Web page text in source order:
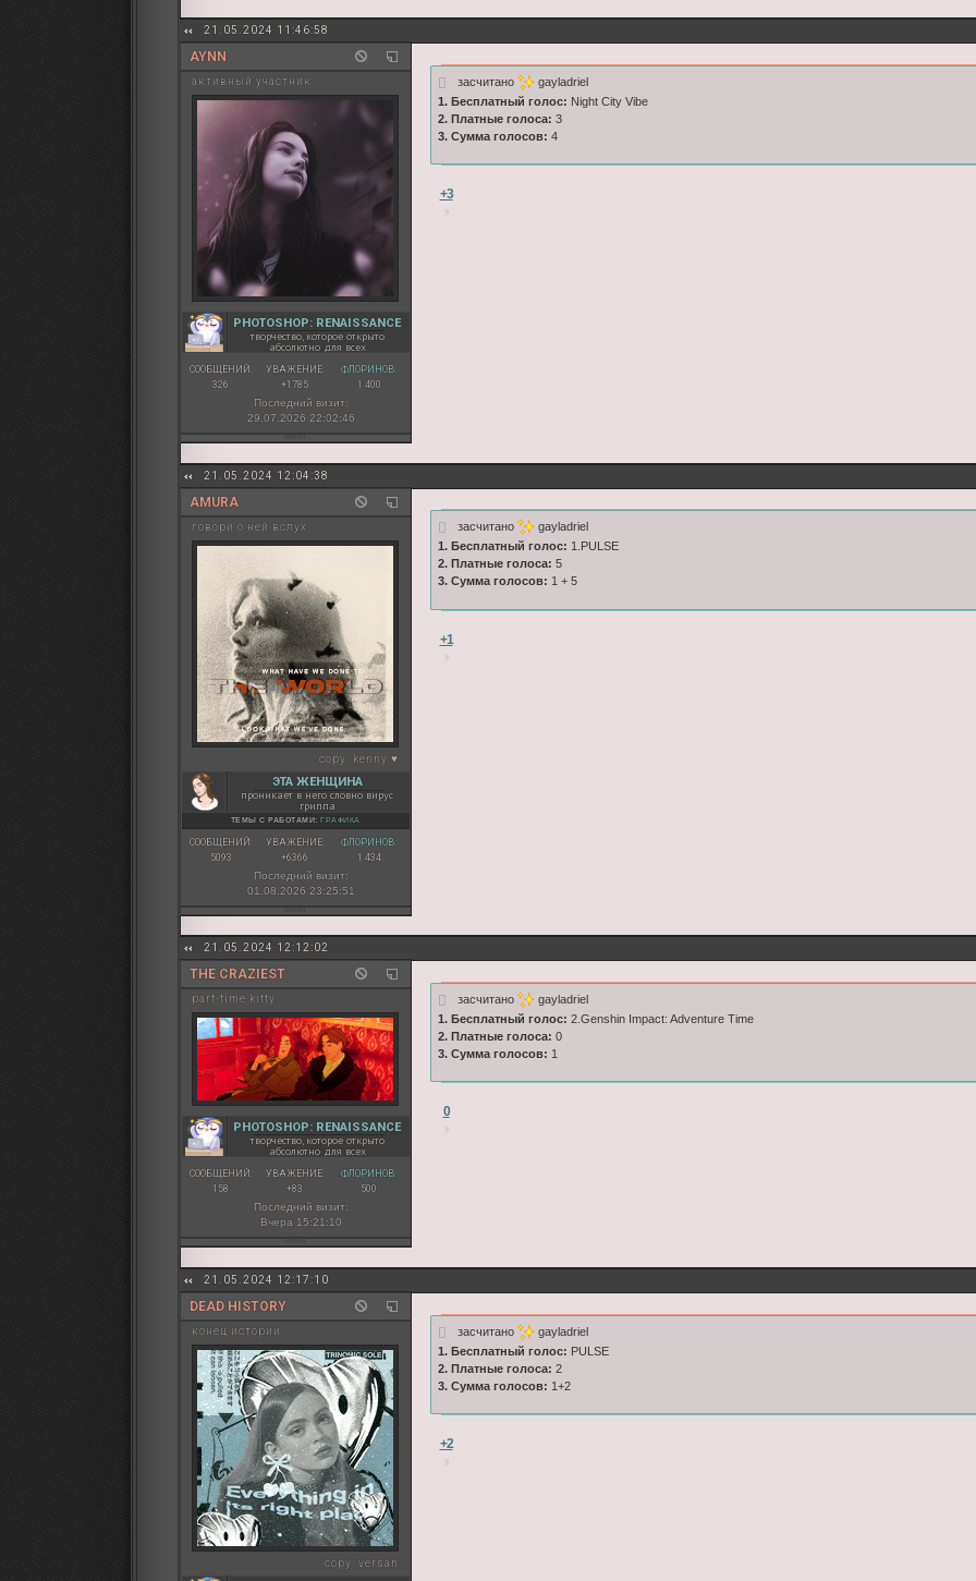
21.05.2024 11:46:58
AYNN
активный участник
PHOTOSHOP: RENAISSANCE
творчество, которое открыто
абсолютно для всех
СООБЩЕНИЙ:
326
УВАЖЕНИЕ:
+1785
ФЛОРИНОВ:
1 400
Последний визит:
29.07.2026 22:02:46
засчитано
gayladriel
1. Бесплатный голос: Night City Vibe
2. Платные голоса: 3
3. Сумма голосов: 4
+3
21.05.2024 12:04:38
AMURA
говори о ней вслух
copy: kenny ♥
ЭТА ЖЕНЩИНА
проникает в него словно вирус
гриппа
ТЕМЫ С РАБОТАМИ: ГРАФИКА
СООБЩЕНИЙ:
5093
УВАЖЕНИЕ:
+6366
ФЛОРИНОВ:
1 434
Последний визит:
01.08.2026 23:25:51
засчитано
gayladriel
1. Бесплатный голос: 1.PULSE
2. Платные голоса: 5
3. Сумма голосов: 1 + 5
+1
21.05.2024 12:12:02
THE CRAZIEST
part-time kitty
PHOTOSHOP: RENAISSANCE
творчество, которое открыто
абсолютно для всех
СООБЩЕНИЙ:
158
УВАЖЕНИЕ:
+83
ФЛОРИНОВ:
500
Последний визит:
Вчера 15:21:10
засчитано
gayladriel
1. Бесплатный голос: 2.Genshin Impact: Adventure Time
2. Платные голоса: 0
3. Сумма голосов: 1
0
21.05.2024 12:17:10
DEAD HISTORY
конец истории
copy: versan
засчитано
gayladriel
1. Бесплатный голос: PULSE
2. Платные голоса: 2
3. Сумма голосов: 1+2
+2